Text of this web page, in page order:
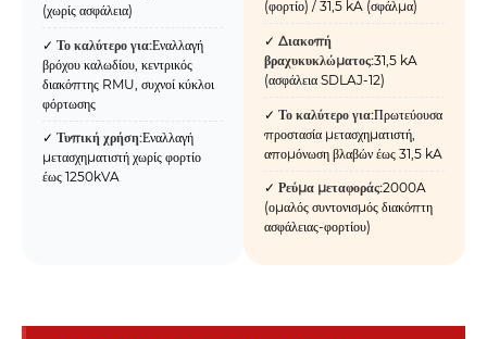
(χωρίς ασφάλεια)
✓Το καλύτερο για:Εναλλαγή
βρόχου καλωδίου, κεντρικός
διακόπτης RMU, συχνοί κύκλοι
φόρτωσης
✓Τυπική χρήση:Εναλλαγή
μετασχηματιστή χωρίς φορτίο
έως 1250kVA
(φορτίο) / 31,5 kA (σφάλμα)
✓Διακοπή
βραχυκυκλώματος:31,5 kA
(ασφάλεια SDLAJ-12)
✓Το καλύτερο για:Πρωτεύουσα
προστασία μετασχηματιστή,
απομόνωση βλαβών έως 31,5 kA
✓Ρεύμα μεταφοράς:2000A
(ομαλός συντονισμός διακόπτη
ασφάλειας-φορτίου)